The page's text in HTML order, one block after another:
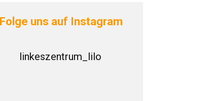
Folge uns auf Instagram
linkeszentrum_lilo